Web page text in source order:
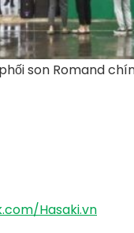
son Romand
Hasaki.vn